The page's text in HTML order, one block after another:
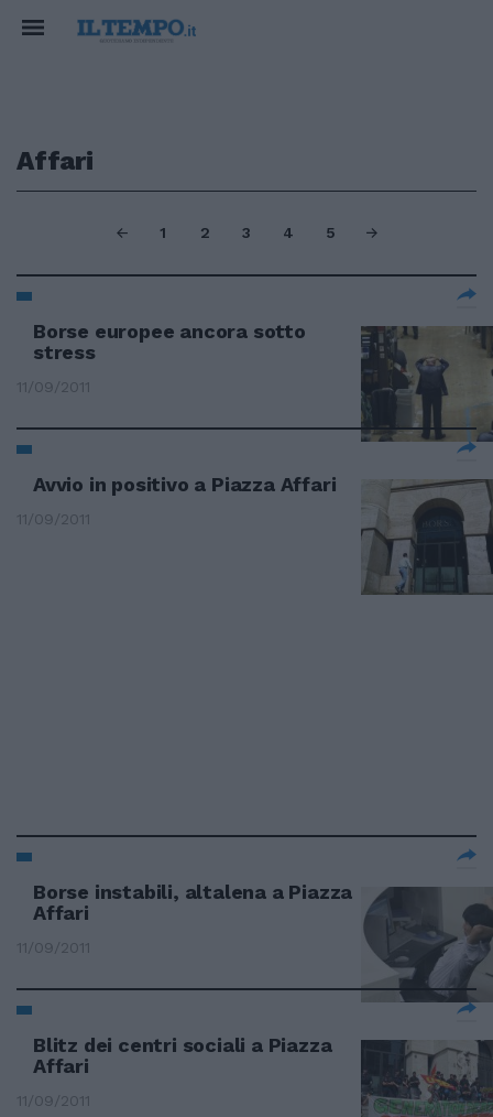
Affari
1 2 3 4 5
Borse europee ancora sotto
stress
11/09/2011
Avvio in positivo a Piazza Affari
11/09/2011
Borse instabili, altalena a Piazza
Affari
11/09/2011
Blitz dei centri sociali a Piazza
Affari
11/09/2011